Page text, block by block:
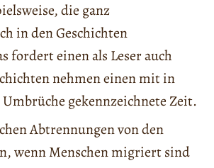
die ganz
in den Geschichten
fordert einen als Leser auch
nehmen einen mit in
gekennzeichnete Zeit.
Abtrennungen von den
wenn Menschen migriert sind